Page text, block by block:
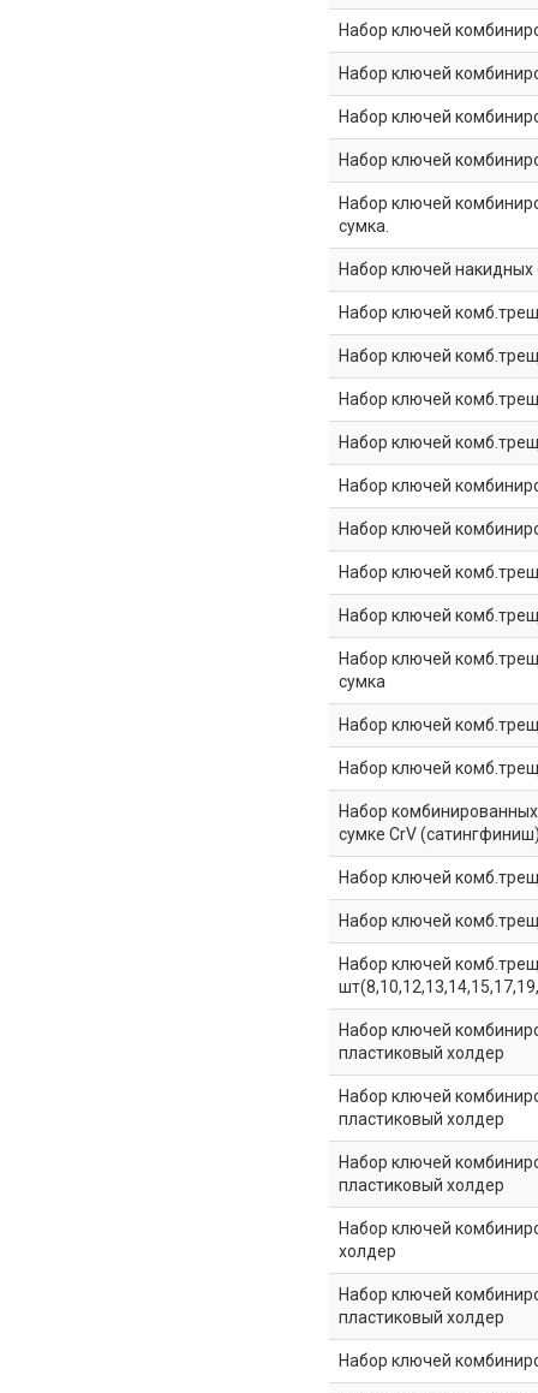
Набор ключей
Набор ключей
Набор ключей
Набор ключей
Набор ключей
сумка.
Набор ключей накидных
Набор ключей
Набор ключей
Набор ключей
Набор ключей
Набор ключей
Набор ключей
Набор ключей
Набор ключей
Набор ключей
сумка
Набор ключей
Набор ключей
Набор
сумке CrV
Набор ключей
Набор ключей
Набор ключей
Набор ключей
пластиковый холдер
Набор ключей
пластиковый холдер
Набор ключей
пластиковый холдер
Набор ключей
холдер
Набор ключей
пластиковый холдер
Набор ключей